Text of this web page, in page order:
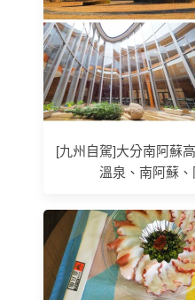
[九州自駕]大分南阿蘇
溫泉、南阿蘇